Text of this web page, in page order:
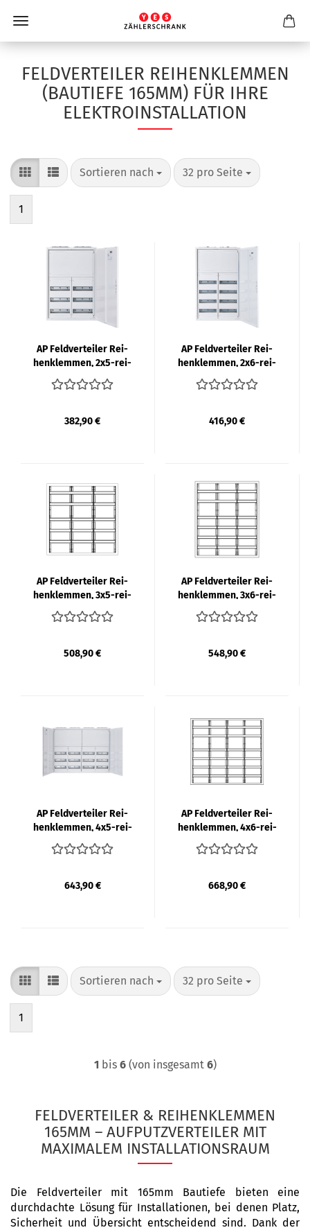
FELDVERTEILER REIHENKLEMMEN
(BAUTIEFE 165MM) FÜR IHRE
ELEKTROINSTALLATION
Sortieren nach
Sortieren nach 32 pro Seite
pro Seite
1
AP Feld­ver­tei­ler Rei­
hen­klem­men, 2x5-​rei­
hig, 120TE | F-​TRO­NIC
382,90 €
AP Feld­ver­tei­ler Rei­
hen­klem­men, 2x6-​rei­
hig, 144TE | F-​TRO­NIC
416,90 €
AP Feld­ver­tei­ler Rei­
hen­klem­men, 3x5-​rei­
hig, 180TE | F-​TRO­NIC
508,90 €
AP Feld­ver­tei­ler Rei­
hen­klem­men, 3x6-​rei­
hig, 216TE | F-​TRO­NIC
548,90 €
AP Feld­ver­tei­ler Rei­
hen­klem­men, 4x5-​rei­
hig, 240TE | F-​TRO­NIC
643,90 €
AP Feld­ver­tei­ler Rei­
hen­klem­men, 4x6-​rei­
hig, 288TE | F-​TRO­NIC
668,90 €
Sortieren nach
Sortieren nach 32 pro Seite
pro Seite
1
1 bis 6(von insgesamt 6)
FELDVERTEILER & REIHENKLEMMEN
165MM – AUFPUTZVERTEILER MIT
MAXIMALEM INSTALLATIONSRAUM
Die Feldverteiler mit 165mm Bautiefe bieten eine
durchdachte Lösung für Installationen, bei denen Platz,
Sicherheit und Übersicht entscheidend sind. Dank der